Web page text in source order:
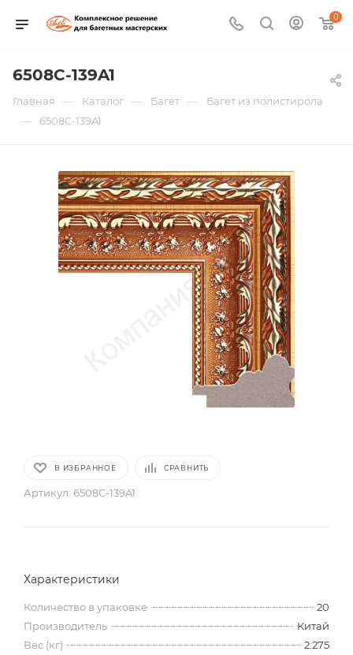
0
6508C-139A1
Главная — Каталог — Багет — Багет из полистирола
— 6508C-139A1
В ИЗБРАННОЕ СРАВНИТЬ
Артикул: 6508C-139A1
Характеристики
Количество в упаковке
20
Производитель
Китай
Вес (кг)
2.275